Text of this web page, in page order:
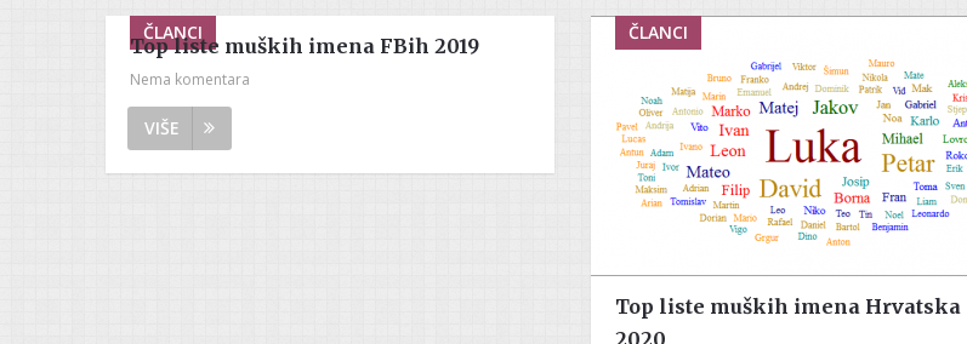
ČLANCI
Top liste muških imena FBih 2019
Nema komentara
VIŠE
ČLANCI
Top liste muških imena Hrvatska
2020